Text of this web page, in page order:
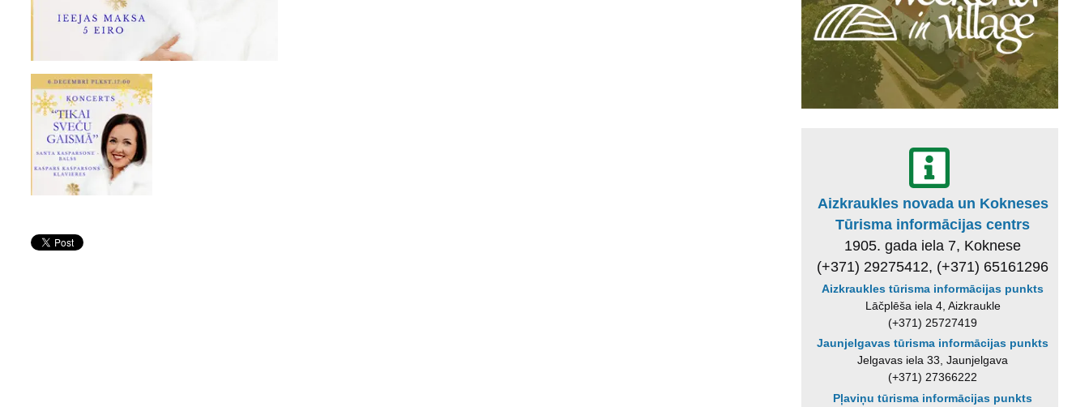
Aizkraukles novada un Kokneses
Tūrisma informācijas centrs
1905. gada iela 7, Koknese
(+371) 29275412, (+371) 65161296
Aizkraukles tūrisma informācijas punkts
Lāčplēša iela 4, Aizkraukle
(+371) 25727419
Jaunjelgavas tūrisma informācijas punkts
Jelgavas iela 33, Jaunjelgava
(+371) 27366222
Pļaviņu tūrisma informācijas punkts